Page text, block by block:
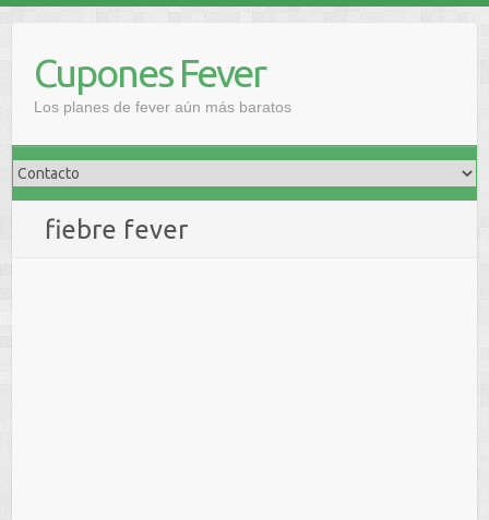
contenidoCupones Fever
Los planes de fever aún más baratos
fiebre fever